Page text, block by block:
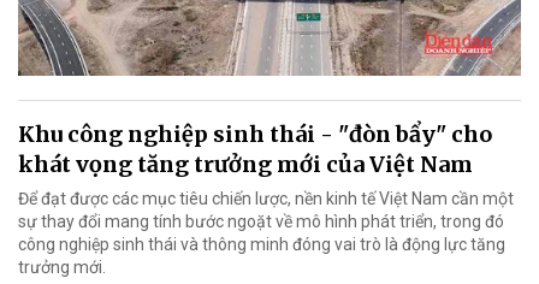
Khu công nghiệp sinh thái - "đòn bẩy" cho
khát vọng tăng trưởng mới của Việt Nam
Để đạt được các mục tiêu chiến lược, nền kinh tế Việt Nam cần một
sự thay đổi mang tính bước ngoặt về mô hình phát triển, trong đó
công nghiệp sinh thái và thông minh đóng vai trò là động lực tăng
trưởng mới.